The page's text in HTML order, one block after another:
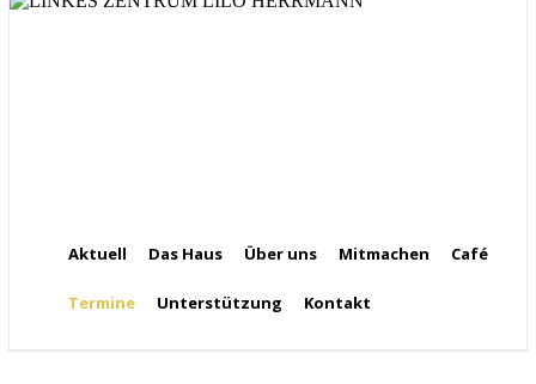
Aktuell Das Haus Über uns Mitmachen Café
Termine Unterstützung Kontakt